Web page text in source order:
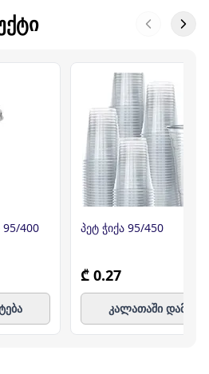
95/400 პეტ ჭიქა 95/450
₾ 0.27
კალათაში